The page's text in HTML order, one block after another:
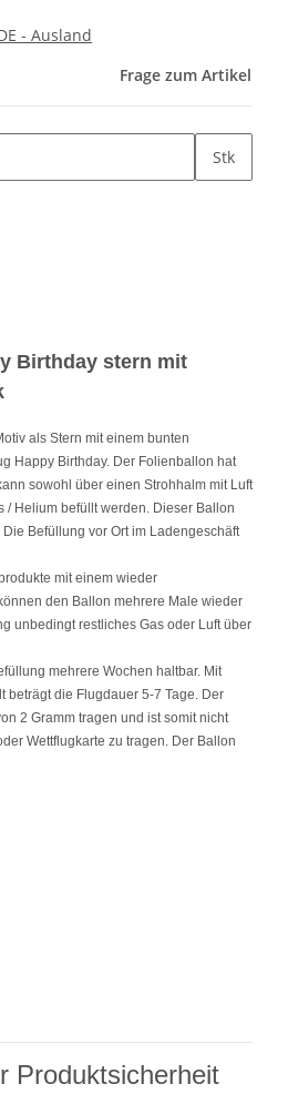
- Ausland
Frage zum Artikel
Stk
Birthday stern mit
als Stern mit einem bunten
Happy Birthday. Der Folienballon hat
sowohl über einen Strohhalm mit Luft
/ Helium befüllt werden. Dieser Ballon
Befüllung vor Ort im Ladengeschäft
mit einem wieder
den Ballon mehrere Male wieder
unbedingt restliches Gas oder Luft über
mehrere Wochen haltbar. Mit
beträgt die Flugdauer 5-7 Tage. Der
2 Gramm tragen und ist somit nicht
Wettflugkarte zu tragen. Der Ballon
Produktsicherheit